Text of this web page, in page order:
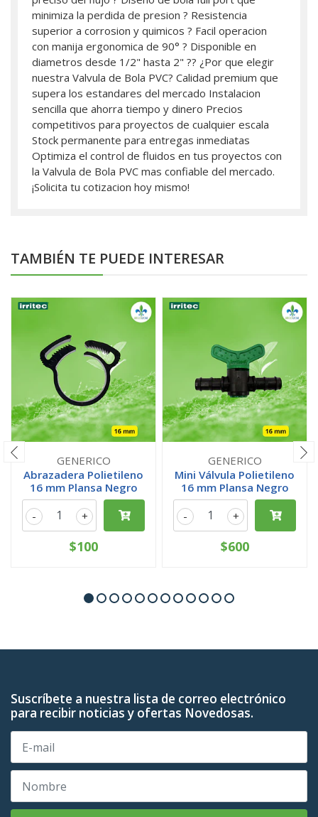
minimiza la perdida de presion ? Resistencia
superior a corrosion y quimicos ? Facil operacion
con manija ergonomica de 90° ? Disponible en
diametros desde 1/2" hasta 2" ?? ¿Por que elegir
nuestra Valvula de Bola PVC? Calidad premium que
supera los estandares del mercado Instalacion
sencilla que ahorra tiempo y dinero Precios
competitivos para proyectos de cualquier escala
Stock permanente para entregas inmediatas
Optimiza el control de fluidos en tus proyectos con
la Valvula de Bola PVC mas confiable del mercado.
¡Solicita tu cotizacion hoy mismo!
TAMBIÉN TE PUEDE INTERESAR
GENERICO
Abrazadera Polietileno
16 mm Plansa Negro
+
-
$100
GENERICO
Mini Válvula Polietileno
16 mm Plansa Negro
+
-
$600
Suscríbete a nuestra lista de correo electrónico
para recibir noticias y ofertas Novedosas.